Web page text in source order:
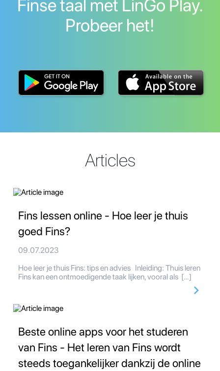
Finse taal met LinGo Play.
Probeer het!
Articles
Fins lessen online - Hoe leer je thuis
goed Fins?
09.07.2023
Hoe leer je thuis Fins: tips en advies Inleiding: Thuis leren
Fins kan een ontmoedigende taak lijken, vooral als […]
Beste online apps voor het studeren
van Fins - Het leren van Fins wordt
steeds toegankelijker dankzij de online